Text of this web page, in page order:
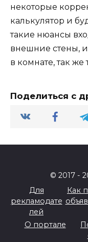
некоторые
калькулятор и
такие нюансы
внешние стены, и
в комнате, так
Поделиться с
© 2017 -
Для
рекламодате
лей
Как
О портале